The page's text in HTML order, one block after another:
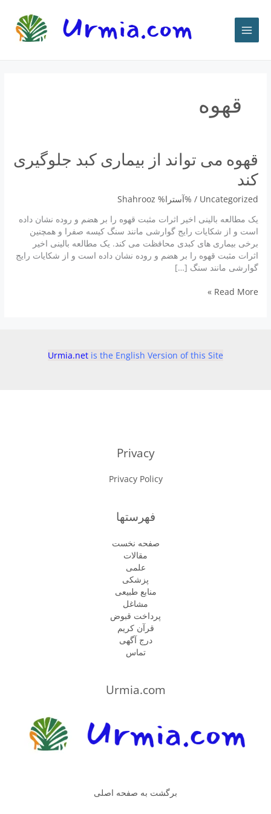
قهوه
قهوه می تواند از بیماری کبد جلوگیری
کند
Uncategorized / %آسترا% Shahrooz
یک مطالعه بالینی اخیر اثرات مثبت قهوه را بر هضم و روده نشان داده
است و از شکایات رایج گوارشی مانند سنگ کیسه صفرا و همچنین
برخی بیماری های کبدی محافظت می کند. یک مطالعه بالینی اخیر
اثرات مثبت قهوه را بر هضم و روده نشان داده است و از شکایات رایج
گوارشی مانند سنگ […]
قهوه
Read More »
Urmia.net is the English Version of this Site
Privacy
Privacy Policy
فهرستها
صفحه نخست
مقالات
علمی
پزشكى
منابع طبیعی
مشاغل
پرداخت قبوض
قرآن کریم
درج آگهی
تماس
Urmia.com
برگشت به صفحه اصلی